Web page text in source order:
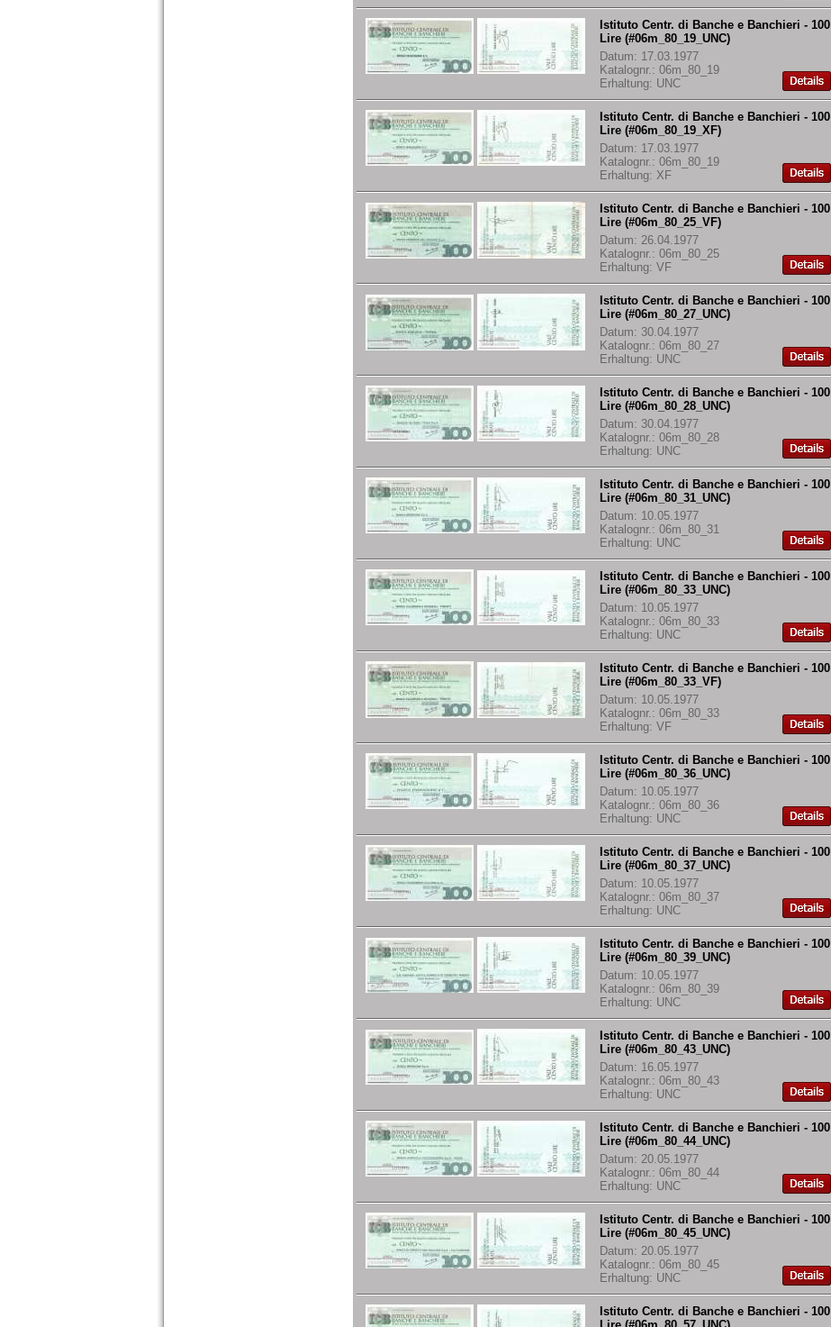
Istituto Centr. di Banche e Banchieri - 100
Lire (#06m_80_19_UNC)
Datum: 17.03.1977
Katalognr.: 06m_80_19
Erhaltung: UNC
Istituto Centr. di Banche e Banchieri - 100
Lire (#06m_80_19_XF)
Datum: 17.03.1977
Katalognr.: 06m_80_19
Erhaltung: XF
Istituto Centr. di Banche e Banchieri - 100
Lire (#06m_80_25_VF)
Datum: 26.04.1977
Katalognr.: 06m_80_25
Erhaltung: VF
Istituto Centr. di Banche e Banchieri - 100
Lire (#06m_80_27_UNC)
Datum: 30.04.1977
Katalognr.: 06m_80_27
Erhaltung: UNC
Istituto Centr. di Banche e Banchieri - 100
Lire (#06m_80_28_UNC)
Datum: 30.04.1977
Katalognr.: 06m_80_28
Erhaltung: UNC
Istituto Centr. di Banche e Banchieri - 100
Lire (#06m_80_31_UNC)
Datum: 10.05.1977
Katalognr.: 06m_80_31
Erhaltung: UNC
Istituto Centr. di Banche e Banchieri - 100
Lire (#06m_80_33_UNC)
Datum: 10.05.1977
Katalognr.: 06m_80_33
Erhaltung: UNC
Istituto Centr. di Banche e Banchieri - 100
Lire (#06m_80_33_VF)
Datum: 10.05.1977
Katalognr.: 06m_80_33
Erhaltung: VF
Istituto Centr. di Banche e Banchieri - 100
Lire (#06m_80_36_UNC)
Datum: 10.05.1977
Katalognr.: 06m_80_36
Erhaltung: UNC
Istituto Centr. di Banche e Banchieri - 100
Lire (#06m_80_37_UNC)
Datum: 10.05.1977
Katalognr.: 06m_80_37
Erhaltung: UNC
Istituto Centr. di Banche e Banchieri - 100
Lire (#06m_80_39_UNC)
Datum: 10.05.1977
Katalognr.: 06m_80_39
Erhaltung: UNC
Istituto Centr. di Banche e Banchieri - 100
Lire (#06m_80_43_UNC)
Datum: 16.05.1977
Katalognr.: 06m_80_43
Erhaltung: UNC
Istituto Centr. di Banche e Banchieri - 100
Lire (#06m_80_44_UNC)
Datum: 20.05.1977
Katalognr.: 06m_80_44
Erhaltung: UNC
Istituto Centr. di Banche e Banchieri - 100
Lire (#06m_80_45_UNC)
Datum: 20.05.1977
Katalognr.: 06m_80_45
Erhaltung: UNC
Istituto Centr. di Banche e Banchieri - 100